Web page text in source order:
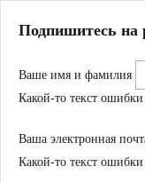
Магазин
Журнал
Школа
Устав
Подпишитесь на
Ваше имя и фамилия
Какой-то текст ошибки
Ваша электронная
Какой-то текст ошибки